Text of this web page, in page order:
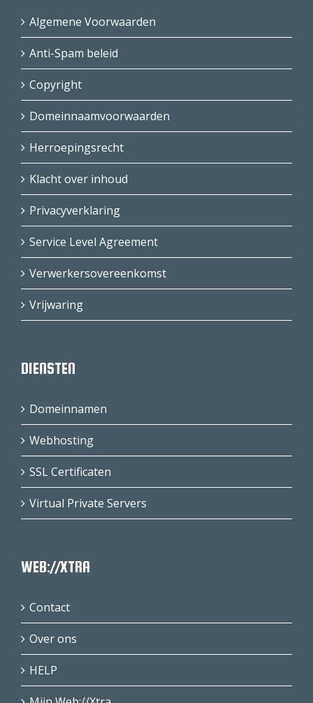
Algemene Voorwaarden
Anti-Spam beleid
Copyright
Domeinnaamvoorwaarden
Herroepingsrecht
Klacht over inhoud
Privacyverklaring
Service Level Agreement
Verwerkersovereenkomst
Vrijwaring
DIENSTEN
Domeinnamen
Webhosting
SSL Certificaten
Virtual Private Servers
WEB://XTRA
Contact
Over ons
HELP